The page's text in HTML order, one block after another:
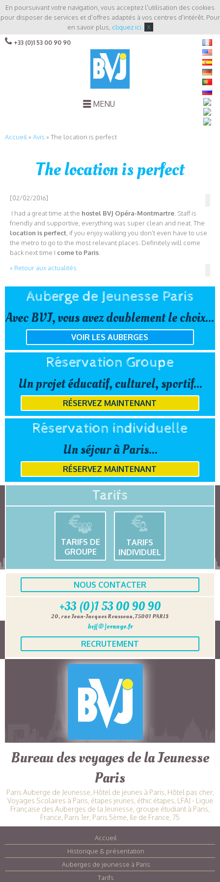
En poursuivant votre navigation, vous acceptez l'utilisation des cookies
pour disposer de services et d'offres adaptés à vos centres d'intérêt. Pour
en savoir plus, cliquez ici X
+33 (0)1 53 00 90 90
MENU
Accueil »Avis »The location is perfect
The location is perfect
[02/02/2016]
I had a great time at the hostel BVJ Opéra-Montmartre. Staff is
friendly and supportive, everything was super clean and neat. The
location is perfect, if you enjoy walking you don’t even have to use
the metro to go to the most relevant places. Definitely will come
back next time I come to Paris.
« Retour aux actualités
Auberge de Jeunesse Paris
Avec BVJ, vous avez doublement le choix...
VOIR LES AUBERGES
Réservation Groupe
Un projet éducatif, culturel, sportif...
RÉSERVEZ MAINTENANT
Réservation individuelle
Un séjour à Paris...
RÉSERVEZ MAINTENANT
Tarifs
TARIFS DE
GROUPE
TARIFS
INDIVIDUEL
NOUS CONTACTER
+33 (0)1 53 00 90 90
20, rue Jean-Jacques Rousseau, 75001 PARIS
bvj[@]orange.fr
RECRUTEMENT
Bureau des voyages de la Jeunesse
Paris
Paris Auberge de Jeunesse, Hôtel de jeunes à Paris, Hôtel pas cher,
Voyages Scolaires à Paris, étapes jeunes, éthic étapes, LFAJ - Ligue
Française des Auberges de la Jeunesse, groupe étudiant à Paris,
France, Paris 1er, Paris 5ème, Ile de France, 75
Accueil
Historique & présentation
Auberges de jeunesse à Paris
Tarifs